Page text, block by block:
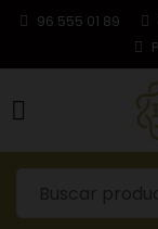
96 555 01 89